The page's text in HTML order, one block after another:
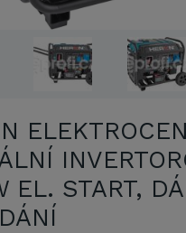
EL. START,